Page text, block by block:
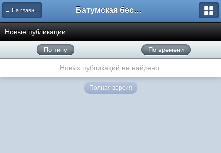
← На главную Батумская беседка
Новые публикации
По типу По времени
Новых публикаций не найдено.
Полная версия